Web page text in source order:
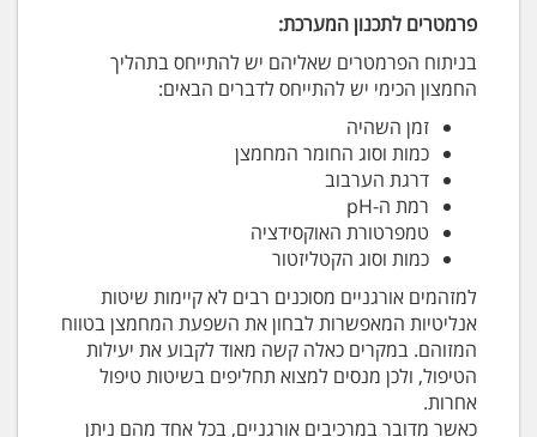
פרמטרים לתכנון המערכת:
בניתוח הפרמטרים שאליהם יש להתייחס בתהליך
החמצון הכימי יש להתייחס לדברים הבאים:
זמן השהיה
כמות וסוג החומר המחמצן
דרגת הערבוב
רמת ה-pH
טמפרטורת האוקסידציה
כמות וסוג הקטליזטור
למזהמים אורגניים מסוכנים רבים לא קיימות שיטות
אנליטיות המאפשרות לבחון את השפעת המחמצן בטווח
המזוהם. במקרים כאלה קשה מאוד לקבוע את יעילות
הטיפול, ולכן מנסים למצוא תחליפים בשיטות טיפול
אחרות.
כאשר מדובר במרכיבים אורגניים, בכל אחד מהם ניתן